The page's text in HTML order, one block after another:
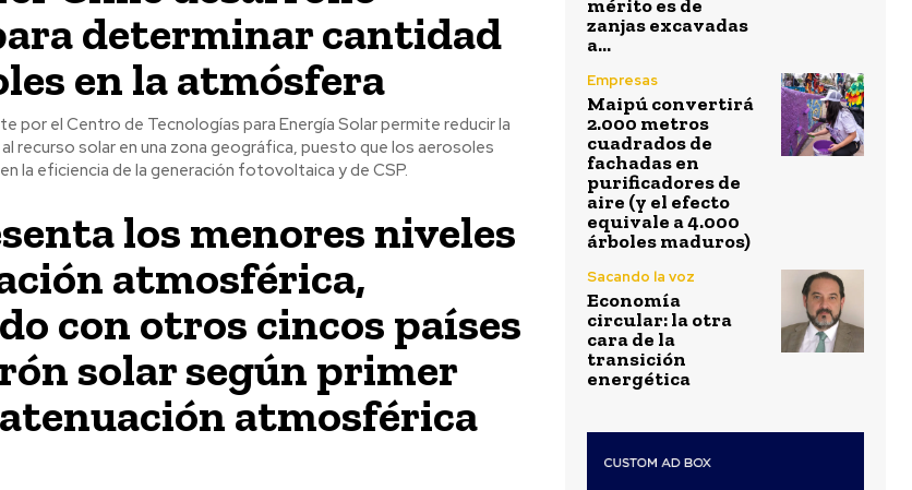
determinar cantidad
en la atmósfera
por el Centro de Tecnologías para Energía Solar permite reducir la
recurso solar en una zona geográfica, puesto que los aerosoles
la eficiencia de la generación fotovoltaica y de CSP.
los menores niveles
atmosférica,
con otros cincos países
solar según primer
atmosférica
mérito es de
zanjas excavadas
a...
Empresas
Maipú convertirá
2.000 metros
cuadrados de
fachadas en
purificadores de
aire (y el efecto
equivale a 4.000
árboles maduros)
Sacando la voz
Economía
circular: la otra
cara de la
transición
energética